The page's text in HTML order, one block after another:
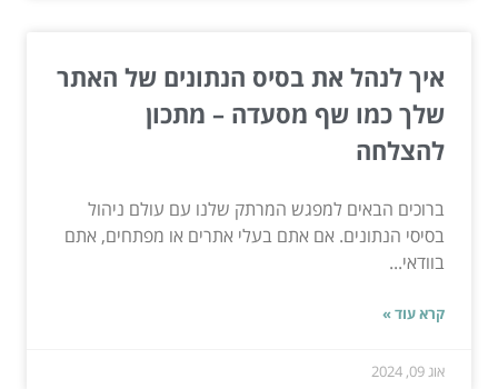
איך לנהל את בסיס הנתונים של האתר
שלך כמו שף מסעדה – מתכון
להצלחה
ברוכים הבאים למפגש המרתק שלנו עם עולם ניהול
בסיסי הנתונים. אם אתם בעלי אתרים או מפתחים, אתם
בוודאי...
קרא עוד »
אוג 09, 2024